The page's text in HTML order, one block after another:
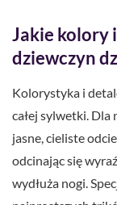
Jakie kolory
dziewczyn
Kolorystyka i
całej sylwetki. Dla
jasne, cieliste
odcinając się
wydłuża nogi.